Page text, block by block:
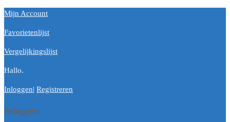
Mijn Account
Favorietenlijst
Vergelijkingslijst
Hallo.
Inloggen| Registreren
Inloggen